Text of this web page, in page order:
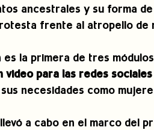
ancestrales y su forma
frente al atropello de
es la primera de tres
video para las redes sociales
necesidades como
a cabo en el marco del